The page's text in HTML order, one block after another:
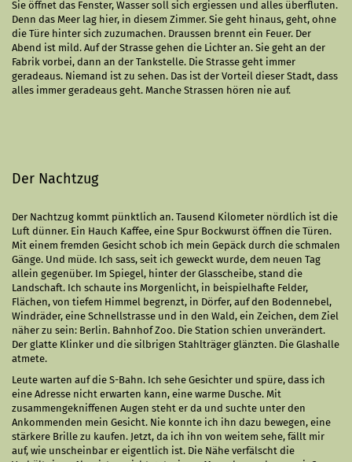
Sie öffnet das Fenster, Wasser soll sich ergiessen und alles überfluten.
Denn das Meer lag hier, in diesem Zimmer. Sie geht hinaus, geht, ohne
die Türe hinter sich zuzumachen. Draussen brennt ein Feuer. Der
Abend ist mild. Auf der Strasse gehen die Lichter an. Sie geht an der
Fabrik vorbei, dann an der Tankstelle. Die Strasse geht immer
geradeaus. Niemand ist zu sehen. Das ist der Vorteil dieser Stadt, dass
alles immer geradeaus geht. Manche Strassen hören nie auf.
Der Nachtzug
Der Nachtzug kommt pünktlich an. Tausend Kilometer nördlich ist die
Luft dünner. Ein Hauch Kaffee, eine Spur Bockwurst öffnen die Türen.
Mit einem fremden Gesicht schob ich mein Gepäck durch die schmalen
Gänge. Und müde. Ich sass, seit ich geweckt wurde, dem neuen Tag
allein gegenüber. Im Spiegel, hinter der Glasscheibe, stand die
Landschaft. Ich schaute ins Morgenlicht, in beispielhafte Felder,
Flächen, von tiefem Himmel begrenzt, in Dörfer, auf den Bodennebel,
Windräder, eine Schnellstrasse und in den Wald, ein Zeichen, dem Ziel
näher zu sein: Berlin. Bahnhof Zoo. Die Station schien unverändert.
Der glatte Klinker und die silbrigen Stahlträger glänzten. Die Glashalle
atmete.
Leute warten auf die S-Bahn. Ich sehe Gesichter und spüre, dass ich
eine Adresse nicht erwarten kann, eine warme Dusche. Mit
zusammengekniffenen Augen steht er da und suchte unter den
Ankommenden mein Gesicht. Nie konnte ich ihn dazu bewegen, eine
stärkere Brille zu kaufen. Jetzt, da ich ihn von weitem sehe, fällt mir
auf, wie unscheinbar er eigentlich ist. Die Nähe verfälscht die